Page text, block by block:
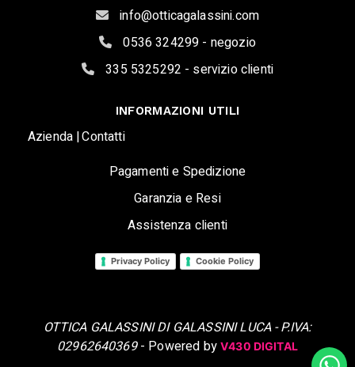
info@otticagalassini.com
0536 324299 - negozio
335 5325292 - servizio clienti
INFORMAZIONI UTILI
Azienda |Contatti
Pagamenti e Spedizione
Garanzia e Resi
Assistenza clienti
Privacy Policy Cookie Policy
OTTICA GALASSINI DI GALASSINI LUCA - P.IVA:
02962640369- Powered byV430 DIGITAL